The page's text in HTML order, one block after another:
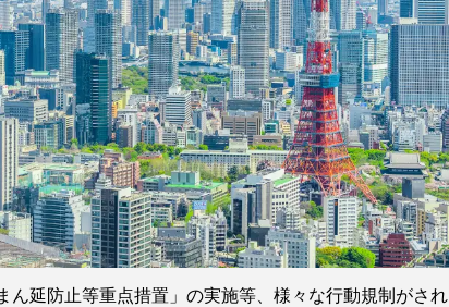
ん延防止等重点措置」の実施等、様々な行動規制がされ